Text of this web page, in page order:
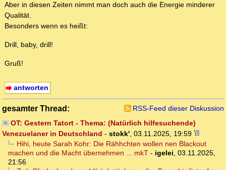
Aber in diesen Zeiten nimmt man doch auch die Energie minderer
Qualität.
Besonders wenn es heißt:
Drill, baby, drill!
Gruß!
antworten
gesamter Thread:
RSS-Feed dieser Diskussion
OT: Gestern Tatort - Thema: (Natürlich hilfesuchende)
Venezuelaner in Deutschland - stokk', 03.11.2025, 19:59
Hihi, heute Sarah Kohr: Die Rähhchten wollen nen Blackout
machen und die Macht übernehmen ... mkT - igelei, 03.11.2025,
21:56